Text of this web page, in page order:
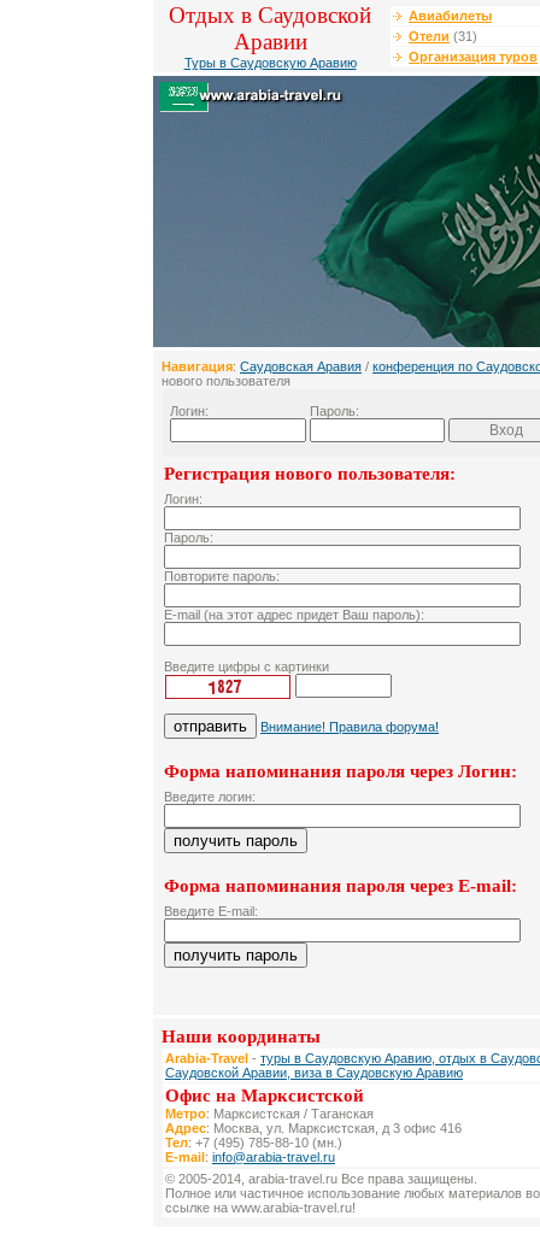
Отдых в Саудовской
Аравии
Туры в Саудовскую Аравию
Авиабилеты
Отели (31)
Организация туров
Навигация: Саудовская Аравия / конференция по
нового пользователя
Логин: Пароль:
Регистрация нового пользователя:
Логин:
Пароль:
Повторите пароль:
E-mail (на этот адрес придет Ваш пароль):
Введите цифры с картинки
Внимание! Правила форума!
Форма напоминания пароля через Логин:
Введите логин:
Форма напоминания пароля через E-mail:
Введите E-mail:
Наши координаты
Arabia-Travel - туры в Саудовскую Аравию, отдых в
Саудовской Аравии, виза в Саудовскую Аравию
Офис на Марксистской
Метро: Марксистская / Таганская
Адрес: Москва, ул. Марксистская, д 3 офис 416
Тел: +7 (495) 785-88-10 (мн.)
E-mail: info@arabia-travel.ru
© 2005-2014, arabia-travel.ru Все права защищены.
Полное или частичное использование любых материалов
ссылке на www.arabia-travel.ru!